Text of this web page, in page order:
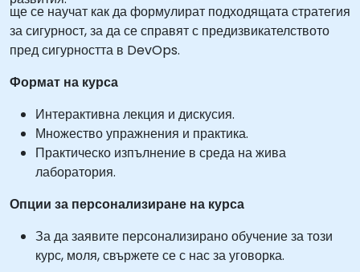
ще се научат как да формулират подходящата стратегия
за сигурност, за да се справят с предизвикателството
пред сигурността в DevOps.
Формат на курса
Интерактивна лекция и дискусия.
Множество упражнения и практика.
Практическо изпълнение в среда на жива
лаборатория.
Опции за персонализиране на курса
За да заявите персонализирано обучение за този
курс, моля, свържете се с нас за уговорка.